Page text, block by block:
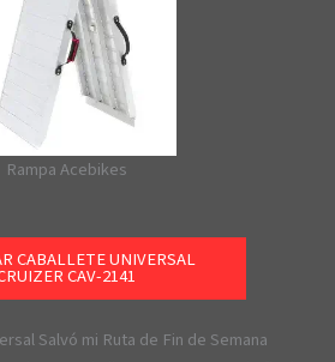
Rampa Acebikes
CABALLETE UNIVERSAL
CAV-2141
Salvó mi Ruta de Fin de Semana